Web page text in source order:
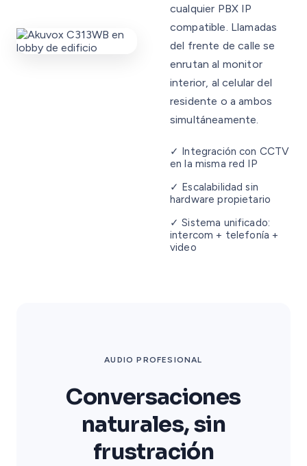
cualquier PBX IP
compatible. Llamadas
del frente de calle se
enrutan al monitor
interior, al celular del
residente o a ambos
simultáneamente.
✓ Integración con CCTV
en la misma red IP
✓ Escalabilidad sin
hardware propietario
✓ Sistema unificado:
intercom + telefonía +
video
AUDIO PROFESIONAL
Conversaciones
naturales, sin
frustración